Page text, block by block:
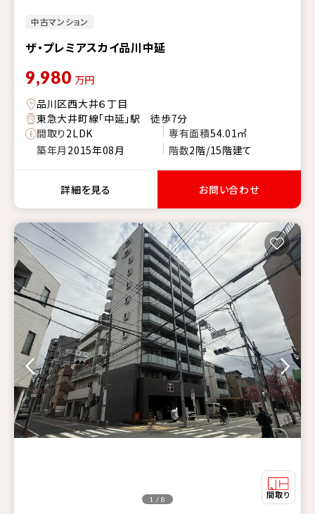
中古マンション
ザ・プレミアスカイ品川中延
9,980 万円
品川区西大井６丁目
東急大井町線「中延」駅 徒歩7分
間取り2LDK 専有面積54.01㎡
築年月 2015年08月 階数2階/15階建て
詳細を見る お問い合わせ
1 / 8